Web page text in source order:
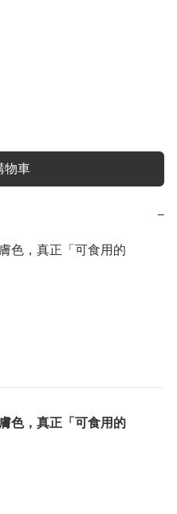
物車
−
色，真正「可食用的
色，真正「可食用的